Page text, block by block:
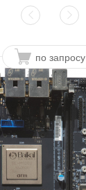
по запросу